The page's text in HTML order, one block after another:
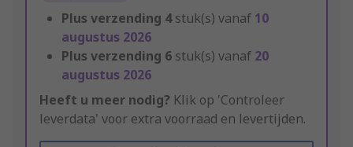
Plus verzending 4stuk(s) vanaf 10
augustus 2026
Plus verzending 6 stuk(s) vanaf 20
augustus 2026
Heeft u meer nodig? Klik op 'Controleer
leverdata' voor extra voorraad en levertijden.